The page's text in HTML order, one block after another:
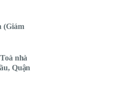
(Giám
nhà
Quận